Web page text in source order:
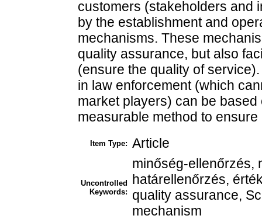
customers (stakeholders and
by the establishment and
mechanisms. These
quality assurance, but also
(ensure the quality of
in law enforcement (which
market players) can be
measurable method to
Item Type: Article
Uncontrolled
Keywords:
minőség-ellenőrzés,
határellenőrzés,
quality assurance,
mechanism